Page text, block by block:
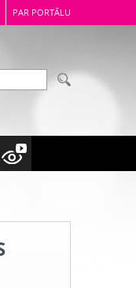
PAR PORTĀLU